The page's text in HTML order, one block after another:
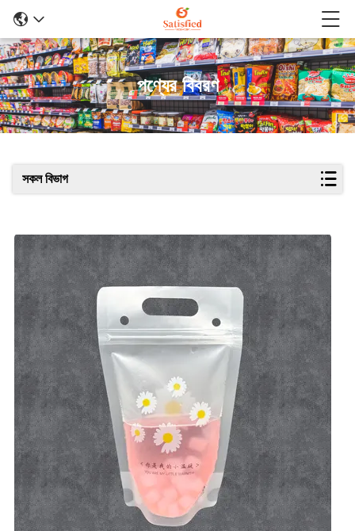
পণ্যের বিবরণ
সকল বিভাগ